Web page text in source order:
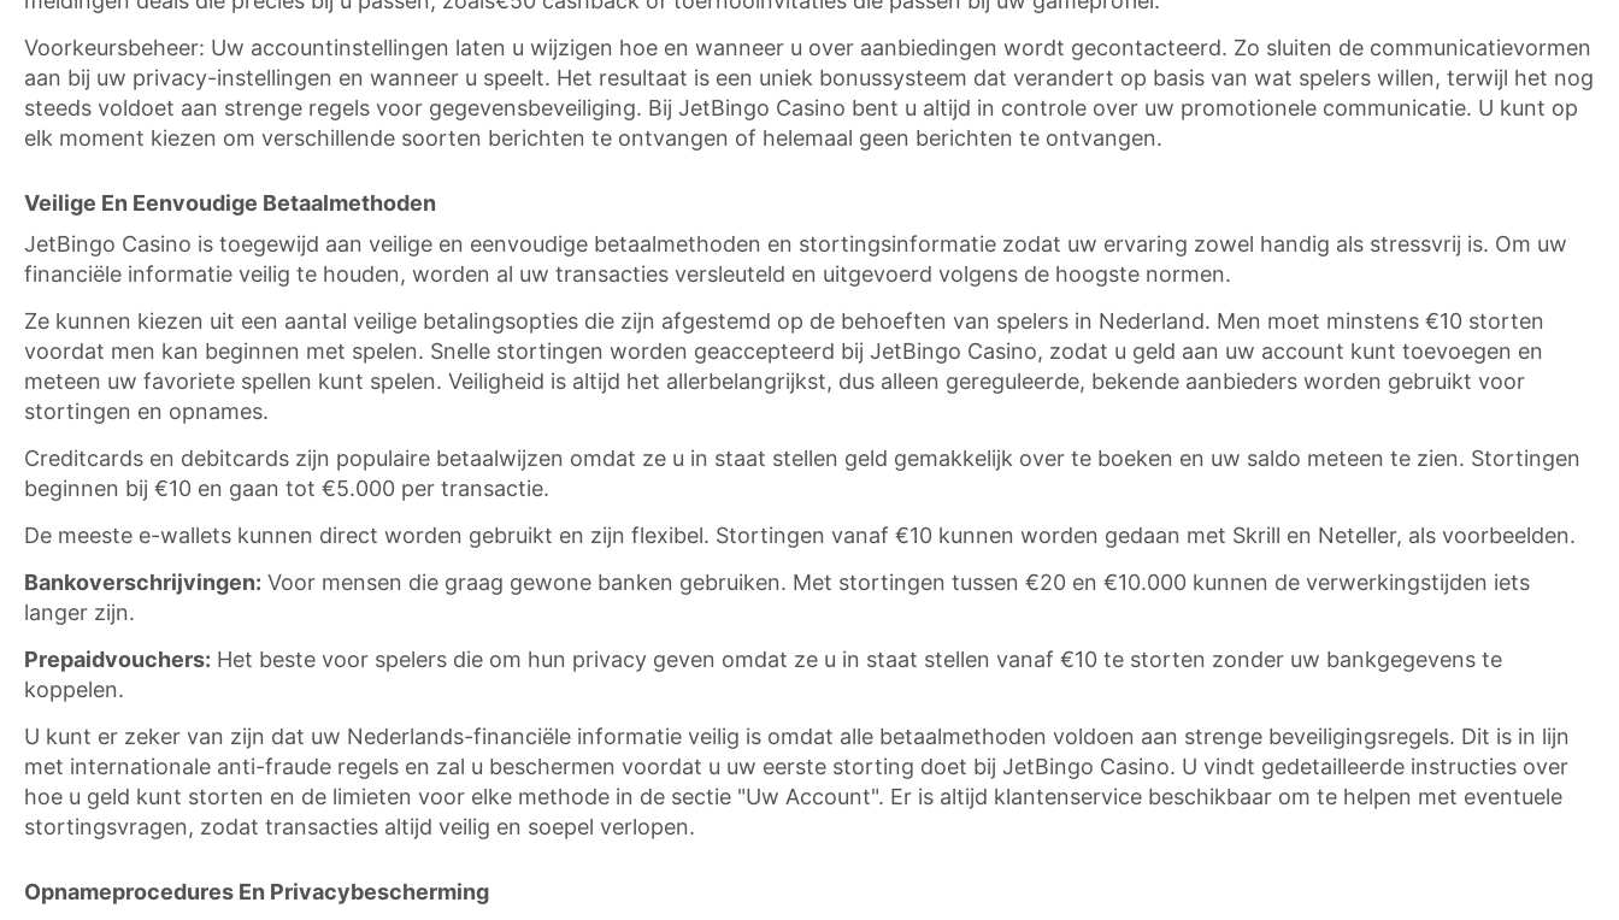
Voorkeursbeheer: Uw accountinstellingen laten u wijzigen hoe en wanneer u over aanbiedingen wordt gecontacteerd. Zo sluiten de communicatievormen
aan bij uw privacy-instellingen en wanneer u speelt. Het resultaat is een uniek bonussysteem dat verandert op basis van wat spelers willen, terwijl het nog
steeds voldoet aan strenge regels voor gegevensbeveiliging. Bij JetBingo Casino bent u altijd in controle over uw promotionele communicatie. U kunt op
elk moment kiezen om verschillende soorten berichten te ontvangen of helemaal geen berichten te ontvangen.
Veilige En Eenvoudige Betaalmethoden
JetBingo Casino is toegewijd aan veilige en eenvoudige betaalmethoden en stortingsinformatie zodat uw ervaring zowel handig als stressvrij is. Om uw
financiële informatie veilig te houden, worden al uw transacties versleuteld en uitgevoerd volgens de hoogste normen.
Ze kunnen kiezen uit een aantal veilige betalingsopties die zijn afgestemd op de behoeften van spelers in Nederland. Men moet minstens €10 storten
voordat men kan beginnen met spelen. Snelle stortingen worden geaccepteerd bij JetBingo Casino, zodat u geld aan uw account kunt toevoegen en
meteen uw favoriete spellen kunt spelen. Veiligheid is altijd het allerbelangrijkst, dus alleen gereguleerde, bekende aanbieders worden gebruikt voor
stortingen en opnames.
Creditcards en debitcards zijn populaire betaalwijzen omdat ze u in staat stellen geld gemakkelijk over te boeken en uw saldo meteen te zien. Stortingen
beginnen bij €10 en gaan tot €5.000 per transactie.
De meeste e-wallets kunnen direct worden gebruikt en zijn flexibel. Stortingen vanaf €10 kunnen worden gedaan met Skrill en Neteller, als voorbeelden.
Bankoverschrijvingen: Voor mensen die graag gewone banken gebruiken. Met stortingen tussen €20 en €10.000 kunnen de verwerkingstijden iets
langer zijn.
Prepaidvouchers: Het beste voor spelers die om hun privacy geven omdat ze u in staat stellen vanaf €10 te storten zonder uw bankgegevens te
koppelen.
U kunt er zeker van zijn dat uw Nederlands-financiële informatie veilig is omdat alle betaalmethoden voldoen aan strenge beveiligingsregels. Dit is in lijn
met internationale anti-fraude regels en zal u beschermen voordat u uw eerste storting doet bij JetBingo Casino. U vindt gedetailleerde instructies over
hoe u geld kunt storten en de limieten voor elke methode in de sectie "Uw Account". Er is altijd klantenservice beschikbaar om te helpen met eventuele
stortingsvragen, zodat transacties altijd veilig en soepel verlopen.
Opnameprocedures En Privacybescherming